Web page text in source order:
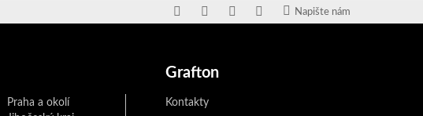
Napište nám
Praha a okolí
Grafton
Kontakty